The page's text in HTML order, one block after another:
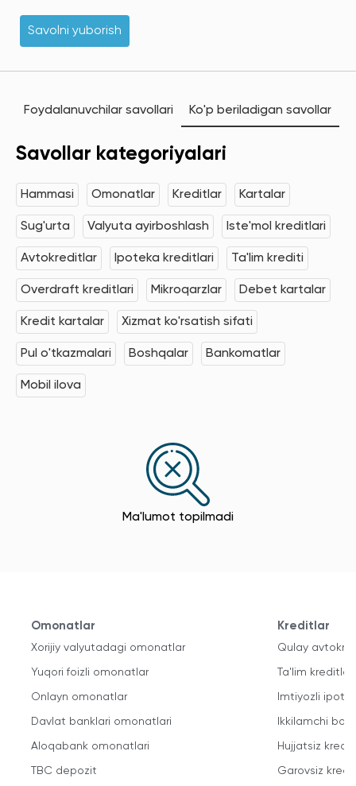
Savolni yuborish
Foydalanuvchilar savollari Ko'p beriladigan savollar
Savollar kategoriyalari
Hammasi Omonatlar Kreditlar Kartalar
Sug'urta Valyuta ayirboshlash Iste'mol kreditlari
Avtokreditlar Ipoteka kreditlari Ta'lim krediti
Overdraft kreditlari Mikroqarzlar Debet kartalar
Kredit kartalar Xizmat ko'rsatish sifati
Pul o'tkazmalari Boshqalar Bankomatlar
Mobil ilova
Ma'lumot topilmadi
Omonatlar
Xorijiy valyutadagi omonatlar
Yuqori foizli omonatlar
Onlayn omonatlar
Davlat banklari omonatlari
Aloqabank omonatlari
TBC depozit
Kreditlar
Qulay
Ta'lim kreditlari
Imtiyozli
Ikkilamchi
Hujjatsiz
Garovsiz